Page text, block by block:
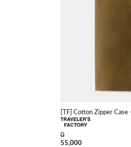
[TF] Cotton Zipper Case
0
55,000